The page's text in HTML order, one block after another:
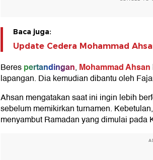
Baca juga:
Update Cedera Mohammad
Berespertandingan, Mohammad Ahsan
lapangan. Dia kemudian dibantu oleh
Ahsan mengatakan saat ini ingin lebih
sebelum memikirkan turnamen.
menyambut Ramadan yang dimulai pada